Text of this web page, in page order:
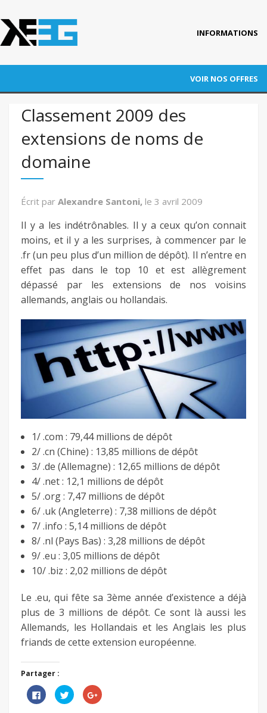
INFORMATIONS
Nos références
Blog
Actus
VOIR NOS OFFRES
RÉFÉRENCEMENT
ADWORDS
CONVERSION
AUDITS
FORMATION
AUTRES PRESTATIONS
fb
twitter
keeg
Classement 2009 des
extensions de noms de
domaine
Écrit par Alexandre Santoni, le 3 avril 2009
Il y a les indétrônables. Il y a ceux qu’on connait
moins, et il y a les surprises, à commencer par le
.fr (un peu plus d’un million de dépôt). Il n’entre en
effet pas dans le top 10 et est allègrement
dépassé par les extensions de nos voisins
allemands, anglais ou hollandais.
1/ .com : 79,44 millions de dépôt
2/ .cn (Chine) : 13,85 millions de dépôt
3/ .de (Allemagne) : 12,65 millions de dépôt
4/ .net : 12,1 millions de dépôt
5/ .org : 7,47 millions de dépôt
6/ .uk (Angleterre) : 7,38 millions de dépôt
7/ .info : 5,14 millions de dépôt
8/ .nl (Pays Bas) : 3,28 millions de dépôt
9/ .eu : 3,05 millions de dépôt
10/ .biz : 2,02 millions de dépôt
Le .eu, qui fête sa 3ème année d’existence a déjà
plus de 3 millions de dépôt. Ce sont là aussi les
Allemands, les Hollandais et les Anglais les plus
friands de cette extension européenne.
Partager :
Cliquez
pour
partager
Cliquez
pour
partager
Cliquez
pour